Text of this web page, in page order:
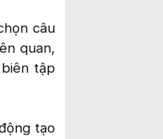
câu
quan,
tập
tạo